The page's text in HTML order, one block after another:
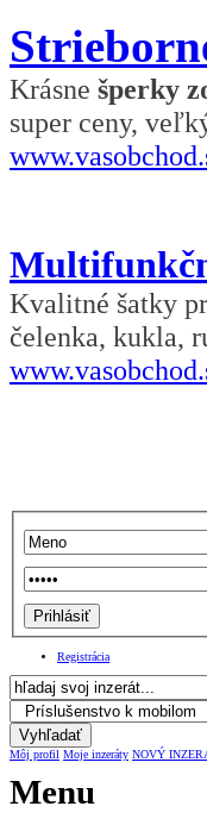
Krásne šperky
super ceny,
Kvalitné šatky
čelenka, kukla,
Registrácia
Môj profil Moje inzeráty NOVÝ
Menu